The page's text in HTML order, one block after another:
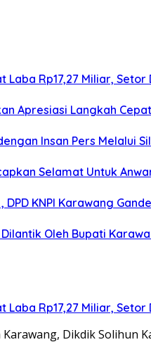
Rp17,27 Miliar, Setor
Apresiasi Langkah
Insan Pers Melalui
Selamat Untuk
KNPI Karawang
Oleh Bupati
Rp17,27 Miliar, Setor
Dikdik Solihun